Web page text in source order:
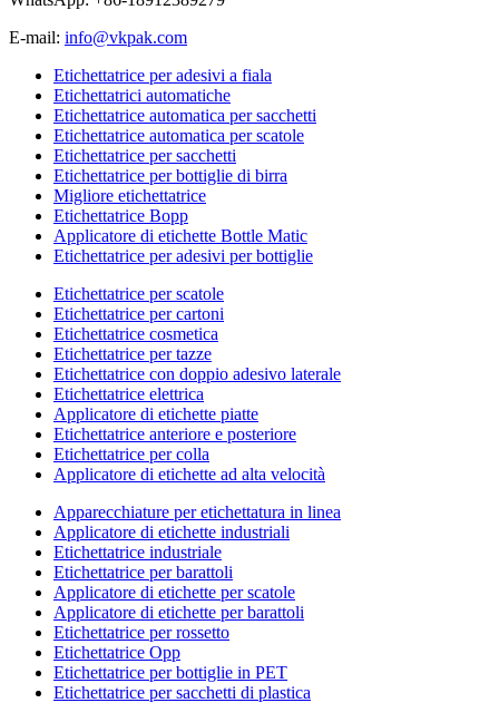
E-mail: info@vkpak.com
Etichettatrice per adesivi a fiala
Etichettatrici automatiche
Etichettatrice automatica per sacchetti
Etichettatrice automatica per scatole
Etichettatrice per sacchetti
Etichettatrice per bottiglie di birra
Migliore etichettatrice
Etichettatrice Bopp
Applicatore di etichette Bottle Matic
Etichettatrice per adesivi per bottiglie
Etichettatrice per scatole
Etichettatrice per cartoni
Etichettatrice cosmetica
Etichettatrice per tazze
Etichettatrice con doppio adesivo laterale
Etichettatrice elettrica
Applicatore di etichette piatte
Etichettatrice anteriore e posteriore
Etichettatrice per colla
Applicatore di etichette ad alta velocità
Apparecchiature per etichettatura in linea
Applicatore di etichette industriali
Etichettatrice industriale
Etichettatrice per barattoli
Applicatore di etichette per scatole
Applicatore di etichette per barattoli
Etichettatrice per rossetto
Etichettatrice Opp
Etichettatrice per bottiglie in PET
Etichettatrice per sacchetti di plastica